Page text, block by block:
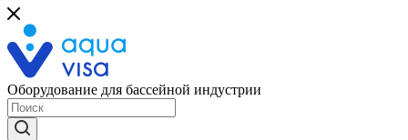
Оборудование для бассейной индустрии